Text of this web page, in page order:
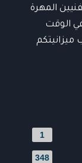
المهرة
الوقت
ميزانيتكم
1
348